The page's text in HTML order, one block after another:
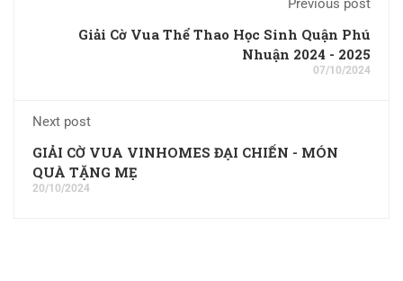
Previous post
Giải Cờ Vua Thể Thao Học Sinh Quận Phú
Nhuận 2024 - 2025
07/10/2024
Next post
GIẢI CỜ VUA VINHOMES ĐẠI CHIẾN - MÓN
QUÀ TẶNG MẸ
20/10/2024